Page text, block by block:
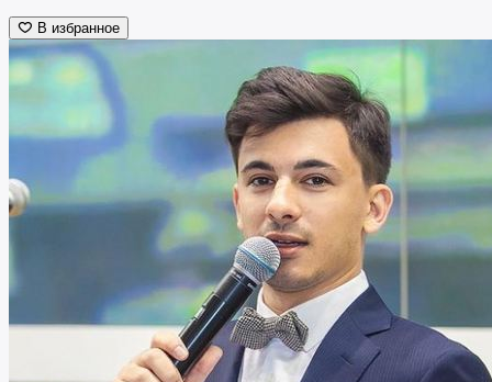
В избранное